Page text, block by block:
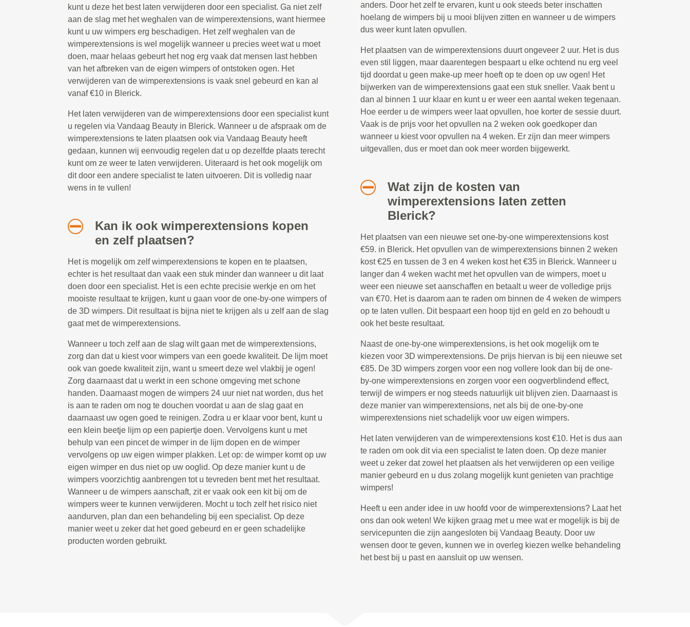
kunt u deze het best laten verwijderen door een specialist. Ga niet zelf
aan de slag met het weghalen van de wimperextensions, want hiermee
kunt u uw wimpers erg beschadigen. Het zelf weghalen van de
wimperextensions is wel mogelijk wanneer u precies weet wat u moet
doen, maar helaas gebeurt het nog erg vaak dat mensen last hebben
van het afbreken van de eigen wimpers of ontstoken ogen. Het
verwijderen van de wimperextensions is vaak snel gebeurd en kan al
vanaf €10 in Blerick.
Het laten verwijderen van de wimperextensions door een specialist kunt
u regelen via Vandaag Beauty in Blerick. Wanneer u de afspraak om de
wimperextensions te laten plaatsen ook via Vandaag Beauty heeft
gedaan, kunnen wij eenvoudig regelen dat u op dezelfde plaats terecht
kunt om ze weer te laten verwijderen. Uiteraard is het ook mogelijk om
dit door een andere specialist te laten uitvoeren. Dit is volledig naar
wens in te vullen!
Kan ik ook wimperextensions kopen
en zelf plaatsen?
Het is mogelijk om zelf wimperextensions te kopen en te plaatsen,
echter is het resultaat dan vaak een stuk minder dan wanneer u dit laat
doen door een specialist. Het is een echte precisie werkje en om het
mooiste resultaat te krijgen, kunt u gaan voor de one-by-one wimpers of
de 3D wimpers. Dit resultaat is bijna niet te krijgen als u zelf aan de slag
gaat met de wimperextensions.
Wanneer u toch zelf aan de slag wilt gaan met de wimperextensions,
zorg dan dat u kiest voor wimpers van een goede kwaliteit. De lijm moet
ook van goede kwaliteit zijn, want u smeert deze wel vlakbij je ogen!
Zorg daarnaast dat u werkt in een schone omgeving met schone
handen. Daarnaast mogen de wimpers 24 uur niet nat worden, dus het
is aan te raden om nog te douchen voordat u aan de slag gaat en
daarnaast uw ogen goed te reinigen. Zodra u er klaar voor bent, kunt u
een klein beetje lijm op een papiertje doen. Vervolgens kunt u met
behulp van een pincet de wimper in de lijm dopen en de wimper
vervolgens op uw eigen wimper plakken. Let op: de wimper komt op uw
eigen wimper en dus niet op uw ooglid. Op deze manier kunt u de
wimpers voorzichtig aanbrengen tot u tevreden bent met het resultaat.
Wanneer u de wimpers aanschaft, zit er vaak ook een kit bij om de
wimpers weer te kunnen verwijderen. Mocht u toch zelf het risico niet
aandurven, plan dan een behandeling bij een specialist. Op deze
manier weet u zeker dat het goed gebeurd en er geen schadelijke
producten worden gebruikt.
anders. Door het zelf te ervaren, kunt u ook steeds beter inschatten
hoelang de wimpers bij u mooi blijven zitten en wanneer u de wimpers
dus weer kunt laten opvullen.
Het plaatsen van de wimperextensions duurt ongeveer 2 uur. Het is dus
even stil liggen, maar daarentegen bespaart u elke ochtend nu erg veel
tijd doordat u geen make-up meer hoeft op te doen op uw ogen! Het
bijwerken van de wimperextensions gaat een stuk sneller. Vaak bent u
dan al binnen 1 uur klaar en kunt u er weer een aantal weken tegenaan.
Hoe eerder u de wimpers weer laat opvullen, hoe korter de sessie duurt.
Vaak is de prijs voor het opvullen na 2 weken ook goedkoper dan
wanneer u kiest voor opvullen na 4 weken. Er zijn dan meer wimpers
uitgevallen, dus er moet dan ook meer worden bijgewerkt.
Wat zijn de kosten van
wimperextensions laten zetten
Blerick?
Het plaatsen van een nieuwe set one-by-one wimperextensions kost
€59. in Blerick. Het opvullen van de wimperextensions binnen 2 weken
kost €25 en tussen de 3 en 4 weken kost het €35 in Blerick. Wanneer u
langer dan 4 weken wacht met het opvullen van de wimpers, moet u
weer een nieuwe set aanschaffen en betaalt u weer de volledige prijs
van €70. Het is daarom aan te raden om binnen de 4 weken de wimpers
op te laten vullen. Dit bespaart een hoop tijd en geld en zo behoudt u
ook het beste resultaat.
Naast de one-by-one wimperextensions, is het ook mogelijk om te
kiezen voor 3D wimperextensions. De prijs hiervan is bij een nieuwe set
€85. De 3D wimpers zorgen voor een nog vollere look dan bij de one-
by-one wimperextensions en zorgen voor een oogverblindend effect,
terwijl de wimpers er nog steeds natuurlijk uit blijven zien. Daarnaast is
deze manier van wimperextensions, net als bij de one-by-one
wimperextensions niet schadelijk voor uw eigen wimpers.
Het laten verwijderen van de wimperextensions kost €10. Het is dus aan
te raden om ook dit via een specialist te laten doen. Op deze manier
weet u zeker dat zowel het plaatsen als het verwijderen op een veilige
manier gebeurd en u dus zolang mogelijk kunt genieten van prachtige
wimpers!
Heeft u een ander idee in uw hoofd voor de wimperextensions? Laat het
ons dan ook weten! We kijken graag met u mee wat er mogelijk is bij de
servicepunten die zijn aangesloten bij Vandaag Beauty. Door uw
wensen door te geven, kunnen we in overleg kiezen welke behandeling
het best bij u past en aansluit op uw wensen.